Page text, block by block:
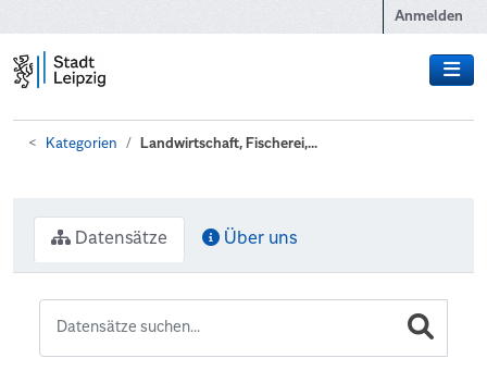
Anmelden
Kategorien Landwirtschaft, Fischerei,...
Datensätze Über uns